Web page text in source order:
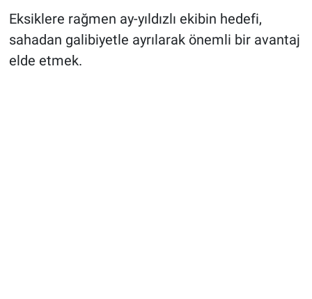
Eksiklere rağmen ay-yıldızlı ekibin hedefi,
sahadan galibiyetle ayrılarak önemli bir avantaj
elde etmek.